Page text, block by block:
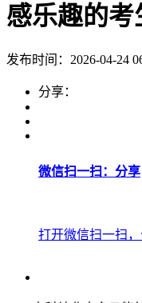
感乐趣的考
发布时间：2026-04-24
分享：
微信扫一扫：分享
打开微信扫一扫